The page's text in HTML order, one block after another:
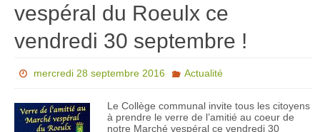
vespéral du Roeulx ce
vendredi 30 septembre !
mercredi 28 septembre 2016 Actualité
Le Collège communal invite tous les citoyens
à prendre le verre de l’amitié au coeur de
notre Marché vespéral ce vendredi 30